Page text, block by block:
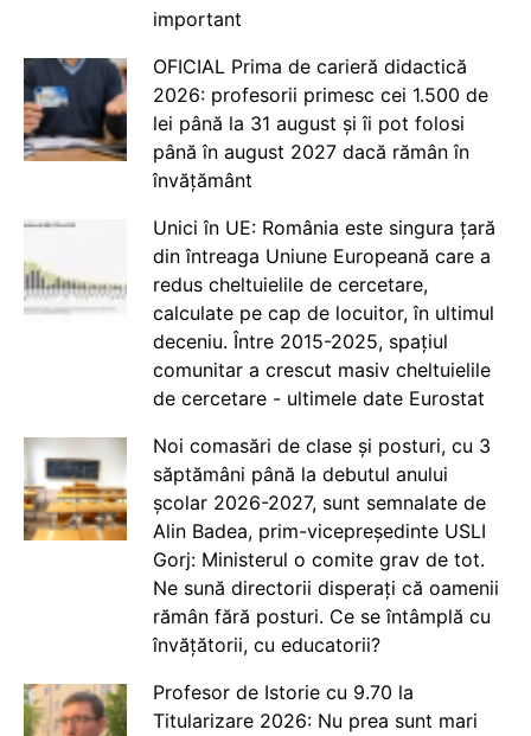
important
OFICIAL Prima de carieră didactică
2026: profesorii primesc cei 1.500 de
lei până la 31 august și îi pot folosi
până în august 2027 dacă rămân în
învățământ
Unici în UE: România este singura țară
din întreaga Uniune Europeană care a
redus cheltuielile de cercetare,
calculate pe cap de locuitor, în ultimul
deceniu. Între 2015-2025, spațiul
comunitar a crescut masiv cheltuielile
de cercetare - ultimele date Eurostat
Noi comasări de clase și posturi, cu 3
săptămâni până la debutul anului
școlar 2026-2027, sunt semnalate de
Alin Badea, prim-vicepreședinte USLI
Gorj: Ministerul o comite grav de tot.
Ne sună directorii disperați că oamenii
rămân fără posturi. Ce se întâmplă cu
învățătorii, cu educatorii?
Profesor de Istorie cu 9.70 la
Titularizare 2026: Nu prea sunt mari